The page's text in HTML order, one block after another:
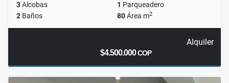
3Alcobas 1 Parqueadero
2 Baños 80Área m2
Alquiler
$4.500.000COP